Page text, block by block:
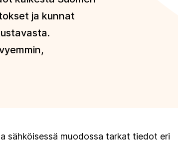
ja kunnat
sähköisessä muodossa tarkat tiedot eri